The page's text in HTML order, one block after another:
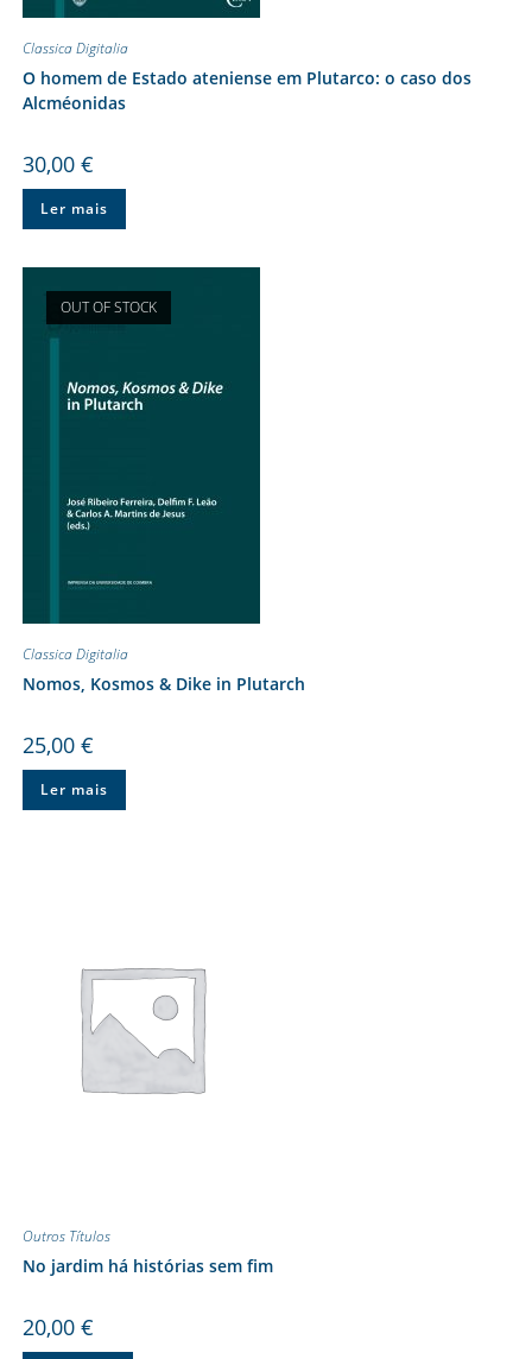
Classica Digitalia
O homem de Estado ateniense em Plutarco: o caso dos
Alcméonidas
30,00 €
Ler mais
OUT OF STOCK
Classica Digitalia
Nomos, Kosmos & Dike in Plutarch
25,00 €
Ler mais
Outros Títulos
No jardim há histórias sem fim
20,00 €